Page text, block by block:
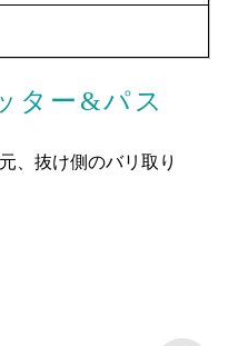
ター&パス
、抜け側のバリ取り